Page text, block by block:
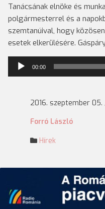
Tanácsának elnöke és
polgármesterrel és a
szemtanúival, hogy
esetek elkerülésére.
Audió
lejátszó
00:00
2016. szeptember 05.
Forró László
Hírek